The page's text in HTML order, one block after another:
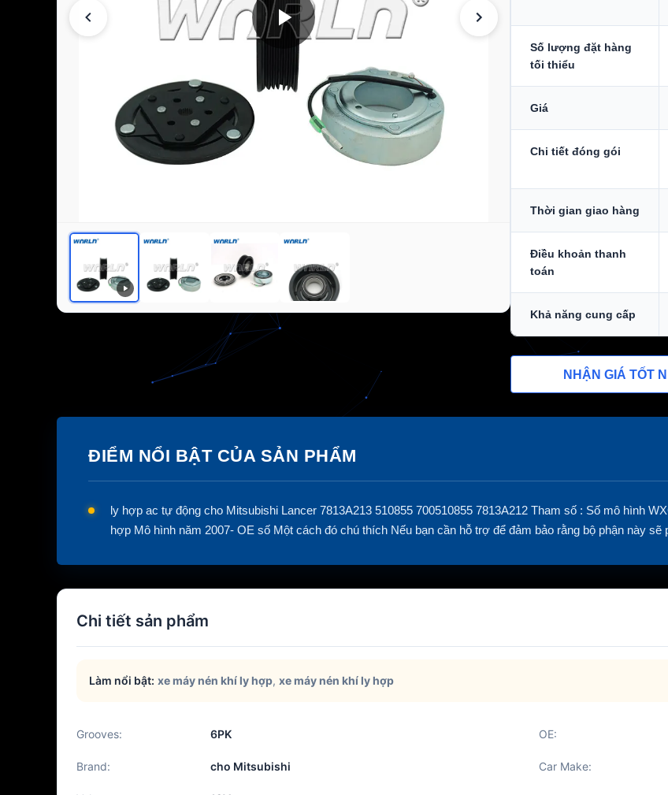
Số lượng đặt hàng
tối thiểu
Giá
Chi tiết đóng gói
Thời gian giao hàng
Điều khoản thanh
toán
Khả năng cung cấp
NHẬN GIÁ TỐT
ĐIỂM NỔI BẬT CỦA SẢN PHẨM
ly hợp ac tự động cho Mitsubishi Lancer 7813A213 510855 700510855 7813A212 Tham số : Số mô hình
hợp Mô hình năm 2007- OE số Một cách đó chú thích Nếu bạn cần hỗ trợ để đảm bảo rằng bộ phận này
Chi tiết sản phẩm
Làm nổi bật: xe máy nén khí ly hợp, xe máy nén khí ly hợp
Grooves: 6PK OE:
Brand: cho Mitsubishi Car Make: